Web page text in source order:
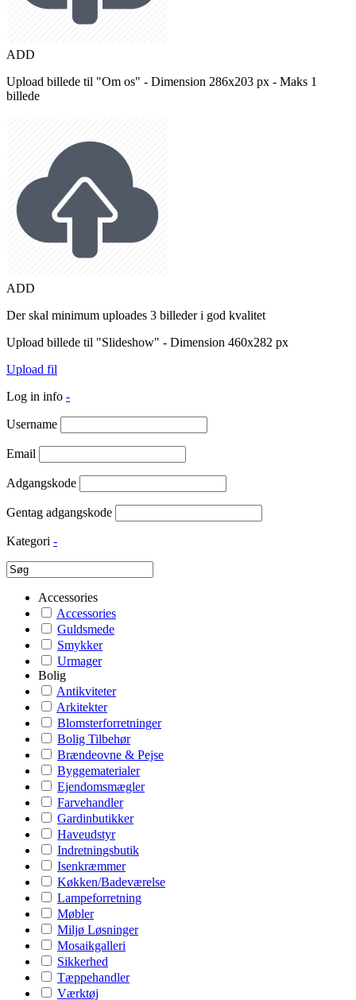
ADD
Upload billede til "Om os" - Dimension 286x203 px - Maks 1
billede
ADD
Der skal minimum uploades 3 billeder i god kvalitet
Upload billede til "Slideshow" - Dimension 460x282 px
Upload fil
Log in info -
Username
Email
Adgangskode
Gentag adgangskode
Kategori -
Accessories
Accessories
Guldsmede
Smykker
Urmager
Bolig
Antikviteter
Arkitekter
Blomsterforretninger
Bolig Tilbehør
Brændeovne & Pejse
Byggematerialer
Ejendomsmægler
Farvehandler
Gardinbutikker
Haveudstyr
Indretningsbutik
Isenkræmmer
Køkken/Badeværelse
Lampeforretning
Møbler
Miljø Løsninger
Mosaikgalleri
Sikkerhed
Tæppehandler
Værktøj